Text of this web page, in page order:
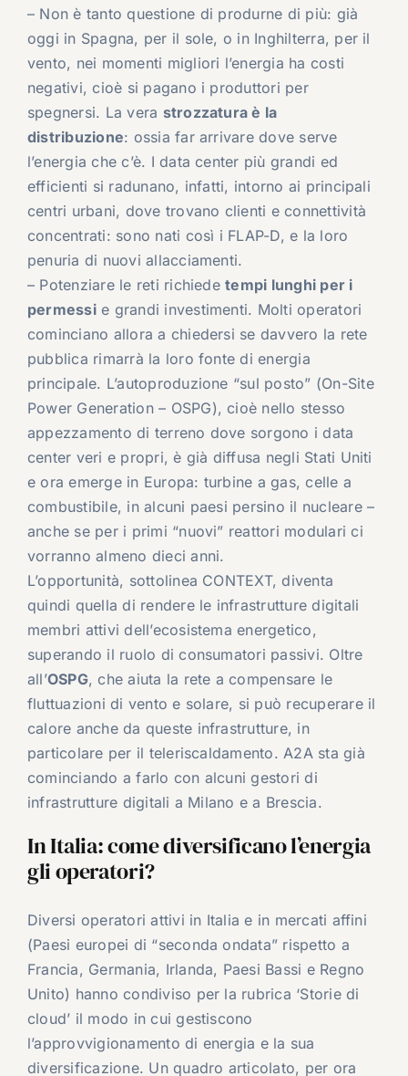
– Non è tanto questione di produrne di più: già
oggi in Spagna, per il sole, o in Inghilterra, per il
vento, nei momenti migliori l’energia ha costi
negativi, cioè si pagano i produttori per
spegnersi. La vera strozzatura è la
distribuzione: ossia far arrivare dove serve
l’energia che c’è. I data center più grandi ed
efficienti si radunano, infatti, intorno ai principali
centri urbani, dove trovano clienti e connettività
concentrati: sono nati così i FLAP-D, e la loro
penuria di nuovi allacciamenti.
– Potenziare le reti richiedetempi lunghi per i
permessie grandi investimenti. Molti operatori
cominciano allora a chiedersi se davvero la rete
pubblica rimarrà la loro fonte di energia
principale. L’autoproduzione “sul posto” (On-Site
Power Generation – OSPG), cioè nello stesso
appezzamento di terreno dove sorgono i data
center veri e propri, è già diffusa negli Stati Uniti
e ora emerge in Europa: turbine a gas, celle a
combustibile, in alcuni paesi persino il nucleare –
anche se per i primi “nuovi” reattori modulari ci
vorranno almeno dieci anni.
L’opportunità, sottolinea CONTEXT, diventa
quindi quella di rendere le infrastrutture digitali
membri attivi dell’ecosistema energetico,
superando il ruolo di consumatori passivi. Oltre
all’OSPG, che aiuta la rete a compensare le
fluttuazioni di vento e solare, si può recuperare il
calore anche da queste infrastrutture, in
particolare per il teleriscaldamento. A2A sta già
cominciando a farlo con alcuni gestori di
infrastrutture digitali a Milano e a Brescia.
In Italia: come diversificano l’energia
gli operatori?
Diversi operatori attivi in Italia e in mercati affini
(Paesi europei di “seconda ondata” rispetto a
Francia, Germania, Irlanda, Paesi Bassi e Regno
Unito) hanno condiviso per la rubrica ‘Storie di
cloud’ il modo in cui gestiscono
l’approvvigionamento di energia e la sua
diversificazione. Un quadro articolato, per ora